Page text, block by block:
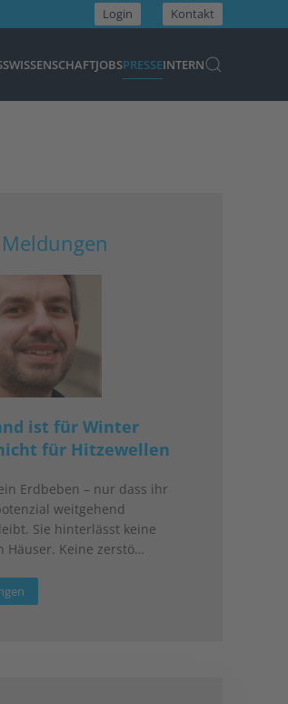
Login Kontakt
WISSENSCHAFTJOBSPRESSEINTERN
ist für Winter
für Hitzewellen
Erdbeben – nur dass ihr
weitgehend
Sie hinterlässt keine
Häuser. Keine zerstö…